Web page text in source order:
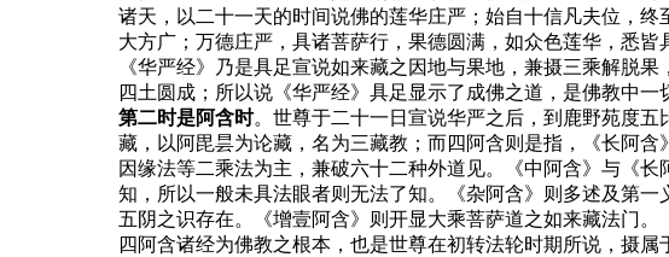
诸天，以二十一天的时间说佛的莲华庄严；始自十信凡夫位，
大方广；万德庄严，具诸菩萨行，果德圆满，如众色莲华，悉皆
《华严经》乃是具足宣说如来藏之因地与果地，兼摄三乘解脱
四土圆成；所以说《华严经》具足显示了成佛之道，是佛教中一
第二时是阿含时。世尊于二十一日宣说华严之后，到鹿野苑度
藏，以阿毘昙为论藏，名为三藏教；而四阿含则是指，《长阿
因缘法等二乘法为主，兼破六十二种外道见。《中阿含》与《
知，所以一般未具法眼者则无法了知。《杂阿含》则多述及第
五阴之识存在。《增壹阿含》则开显大乘菩萨道之如来藏法门。
四阿含诸经为佛教之根本，也是世尊在初转法轮时期所说，摄